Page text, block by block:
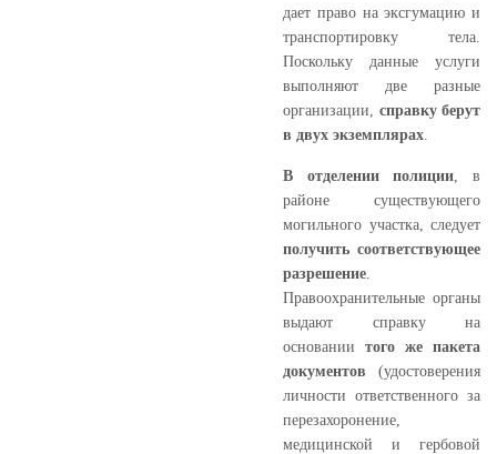
дает право на эксгумацию и
транспортировку тела.
Поскольку данные услуги
выполняют две разные
организации, справку берут
в двух экземплярах
В отделении полиции , в
районе существующего
могильного участка, следует
получить соответствующее
разрешение
Правоохранительные органы
выдают справку на
основании того же пакета
документов (удостоверения
личности ответственного за
перезахоронение,
медицинской и гербовой